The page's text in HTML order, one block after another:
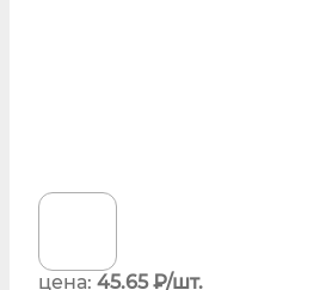
цена: 45.65 ₽/шт.